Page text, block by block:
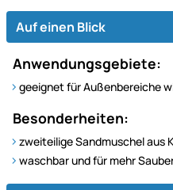
Auf einen Blick
Anwendungsgebiete:
geeignet für Außenbereiche
Besonderheiten:
zweiteilige Sandmuschel aus
waschbar und für mehr